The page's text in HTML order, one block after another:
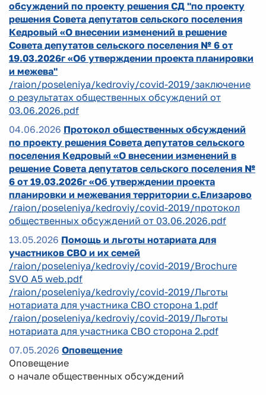
обсуждений по проекту решения СД "по проекту
решения Совета депутатов сельского поселения
Кедровый «О внесении изменений в решение
Совета депутатов сельского поселения № 6 от
19.03.2026г «Об утверждении проекта планировки
и межева"
/raion/poseleniya/kedroviy/covid-2019/заключение
о результатах общественных обсуждений от
03.06.2026.pdf
04.06.2026 Протокол общественных обсуждений
по проекту решения Совета депутатов сельского
поселения Кедровый «О внесении изменений в
решение Совета депутатов сельского поселения №
6 от 19.03.2026г «Об утверждении проекта
планировки и межевания территории с.Елизарово
/raion/poseleniya/kedroviy/covid-2019/протокол
общественных обсуждений от 03.06.2026.pdf
13.05.2026 Помощь и льготы нотариата для
участников СВО и их семей
/raion/poseleniya/kedroviy/covid-2019/Brochure
SVO A5 web.pdf
/raion/poseleniya/kedroviy/covid-2019/Льготы
нотариата для участника СВО сторона 1.pdf
/raion/poseleniya/kedroviy/covid-2019/Льготы
нотариата для участника СВО сторона 2.pdf
07.05.2026 Оповещение
Оповещение
о начале общественных обсуждений